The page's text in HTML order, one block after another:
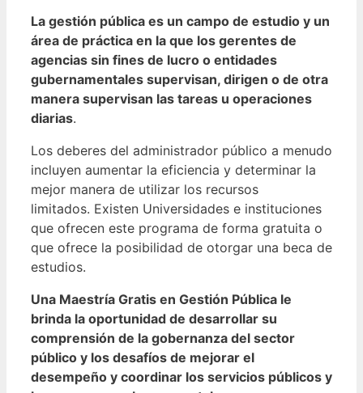
La gestión pública es un campo de estudio y un
área de práctica en la que los gerentes de
agencias sin fines de lucro o entidades
gubernamentales supervisan, dirigen o de otra
manera supervisan las tareas u operaciones
diarias.
Los deberes del administrador público a menudo
incluyen aumentar la eficiencia y determinar la
mejor manera de utilizar los recursos
limitados. Existen Universidades e instituciones
que ofrecen este programa de forma gratuita o
que ofrece la posibilidad de otorgar una beca de
estudios.
Una Maestría Gratis en Gestión Pública le
brinda la oportunidad de desarrollar su
comprensión de la gobernanza del sector
público y los desafíos de mejorar el
desempeño y coordinar los servicios públicos y